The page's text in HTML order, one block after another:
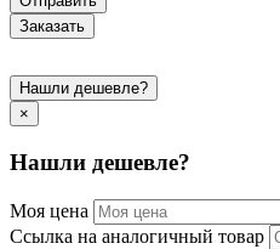
Заказать
Нашли дешевле?
×
Нашли дешевле?
Моя цена
Ссылка на аналогичный товар